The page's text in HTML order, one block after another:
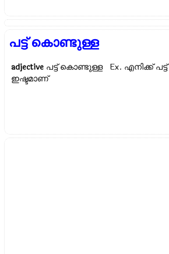
പട്ട് കൊണ്ടുള്ള
adjective പട്ട് കൊണ്ടുള്ള Ex. എനിക്ക്
ഇഷ്ടമാണ്